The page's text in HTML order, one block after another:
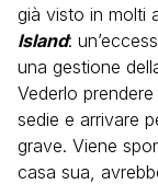
già visto in molti
Island:
una gestione
Vederlo
sedie e arrivare
grave. Viene
casa sua,